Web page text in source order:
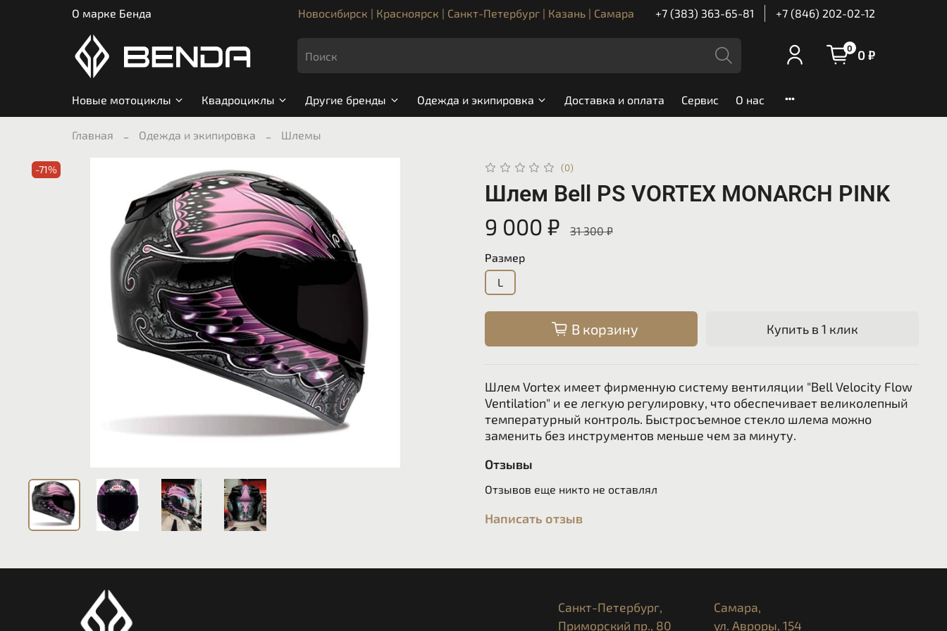
О марке Бенда Новосибирск | Красноярск | Санкт-Петербург | Казань | Самара +7 (383) 363-65-81 +7 (846) 202-02-12
0 0 ₽
Новые мотоциклы Квадроциклы Другие бренды Одежда и экипировка Доставка и оплата Сервис О нас
Главная Одежда и экипировка Шлемы
-71% (0)
Шлем Bell PS VORTEX MONARCH PINK
9 000 ₽
31 300 ₽
Размер
L
В корзину Купить в 1 клик
Шлем Vortex имеет фирменную систему вентиляции "Bell Velocity Flow
Ventilation" и ее легкую регулировку, что обеспечивает великолепный
температурный контроль. Быстросъемное стекло шлема можно
заменить без инструментов меньше чем за минуту.
Отзывы
Отзывов еще никто не оставлял
Написать отзыв
Санкт-Петербург,
Приморский пр., 80
Самара,
ул. Авроры, 154